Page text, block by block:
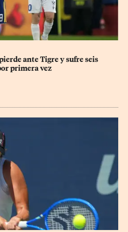
ante Tigre y sufre seis
primera vez